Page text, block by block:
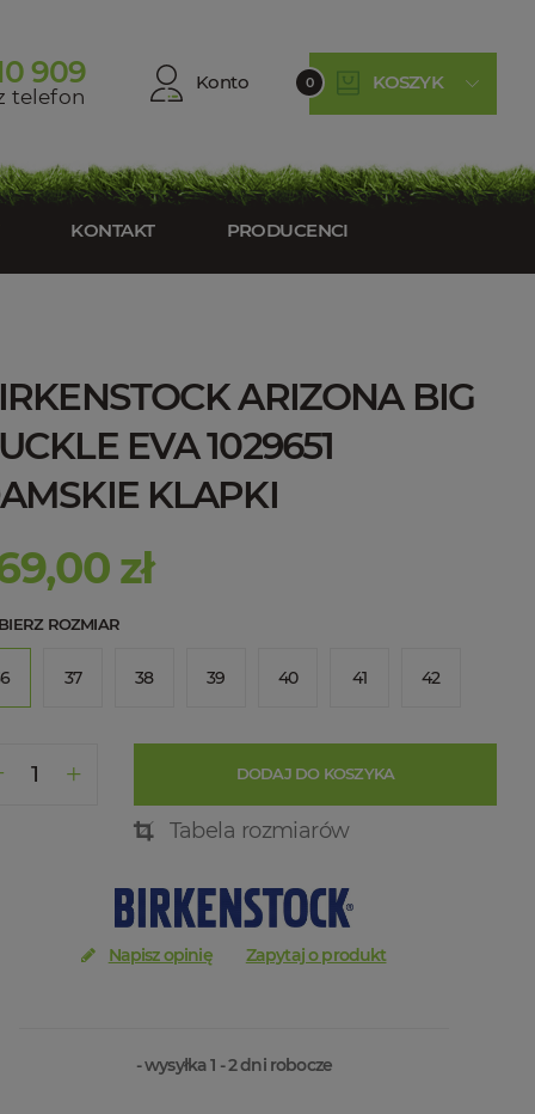
KOSZYK
0
Konto
909
telefon
KONTAKT PRODUCENCI
ARIZONA BIG
EVA 1029651
KLAPKI
zł
ROZMIAR
37 38 39 40 41 42
DODAJ DO KOSZYKA
Tabela rozmiarów
Napisz opinię Zapytaj o produkt
- wysyłka 1 - 2 dni robocze